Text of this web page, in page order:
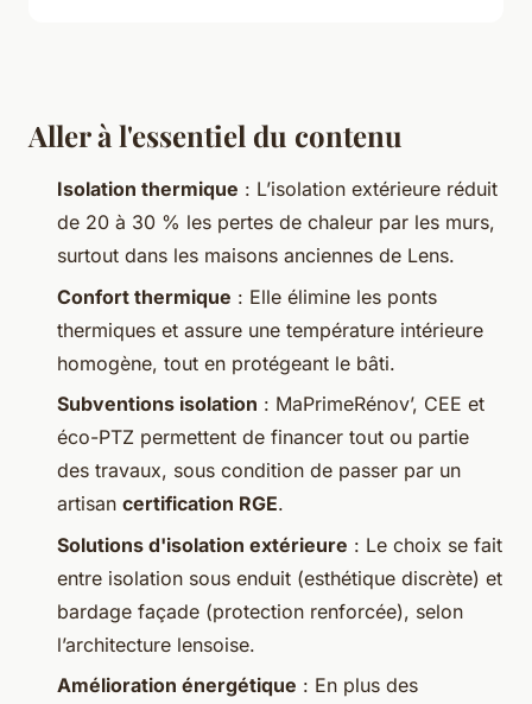
Aller à l'essentiel du contenu
Isolation thermique : L’isolation extérieure réduit
de 20 à 30 % les pertes de chaleur par les murs,
surtout dans les maisons anciennes de Lens.
Confort thermique : Elle élimine les ponts
thermiques et assure une température intérieure
homogène, tout en protégeant le bâti.
Subventions isolation : MaPrimeRénov’, CEE et
éco-PTZ permettent de financer tout ou partie
des travaux, sous condition de passer par un
artisan certification RGE.
Solutions d'isolation extérieure : Le choix se fait
entre isolation sous enduit (esthétique discrète) et
bardage façade (protection renforcée), selon
l’architecture lensoise.
Amélioration énergétique : En plus des